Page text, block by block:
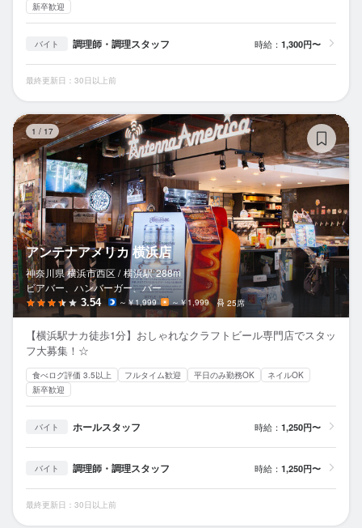
新卒歓迎
バイト 調理師・調理スタッフ 時給： 1,300円〜
最終更新日：30日以上前
1 / 17
アンテナアメリカ 横浜店
神奈川県 横浜市西区 / 横浜駅 288m
ビアバー、ハンバーガー、バー
3.54 ～￥1,999 ～￥1,999 25席
【横浜駅ナカ徒歩1分】おしゃれなクラフトビール専門店でスタッ
フ大募集！☆
食べログ評価 3.5以上 フルタイム歓迎 平日のみ勤務OK
ネイルOK
新卒歓迎
バイト ホールスタッフ 時給： 1,250円〜
バイト 調理師・調理スタッフ 時給： 1,250円〜
最終更新日：30日以上前